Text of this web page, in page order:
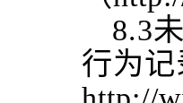
8.3
行为